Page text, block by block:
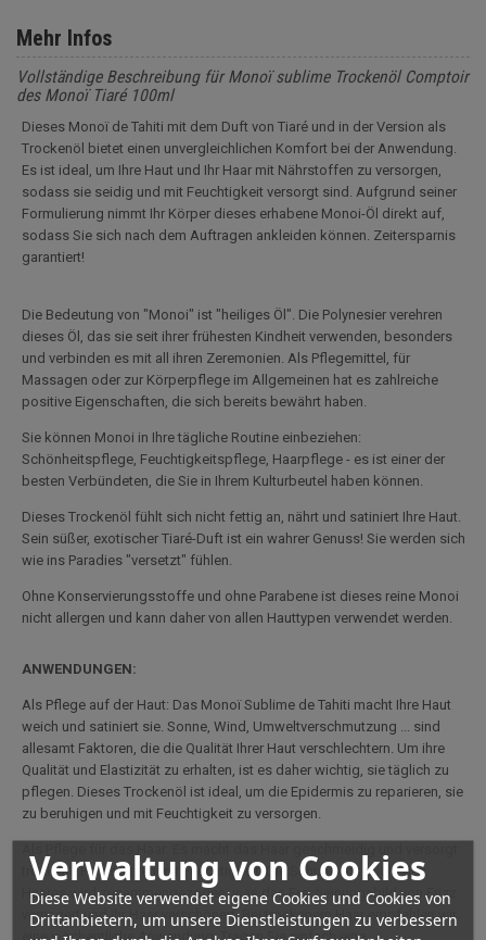
Verwaltung von Cookies
Diese Website verwendet eigene Cookies und Cookies von
Drittanbietern, um unsere Dienstleistungen zu verbessern
Mehr Infos
Vollständige Beschreibung für Monoï sublime Trockenöl Comptoir
des Monoï Tiaré 100ml
Dieses Monoï de Tahiti mit dem Duft von Tiaré und in der Version als
Trockenöl bietet einen unvergleichlichen Komfort bei der Anwendung.
Es ist ideal, um Ihre Haut und Ihr Haar mit Nährstoffen zu versorgen,
sodass sie seidig und mit Feuchtigkeit versorgt sind. Aufgrund seiner
Formulierung nimmt Ihr Körper dieses erhabene Monoi-Öl direkt auf,
sodass Sie sich nach dem Auftragen ankleiden können. Zeitersparnis
garantiert!
Die Bedeutung von "Monoi" ist "heiliges Öl". Die Polynesier verehren
dieses Öl, das sie seit ihrer frühesten Kindheit verwenden, besonders
und verbinden es mit all ihren Zeremonien. Als Pflegemittel, für
Massagen oder zur Körperpflege im Allgemeinen hat es zahlreiche
positive Eigenschaften, die sich bereits bewährt haben.
Sie können Monoi in Ihre tägliche Routine einbeziehen:
Schönheitspflege, Feuchtigkeitspflege, Haarpflege - es ist einer der
besten Verbündeten, die Sie in Ihrem Kulturbeutel haben können.
Dieses Trockenöl fühlt sich nicht fettig an, nährt und satiniert Ihre Haut.
Sein süßer, exotischer Tiaré-Duft ist ein wahrer Genuss! Sie werden sich
wie ins Paradies "versetzt" fühlen.
Ohne Konservierungsstoffe und ohne Parabene ist dieses reine Monoi
nicht allergen und kann daher von allen Hauttypen verwendet werden.
ANWENDUNGEN:
Als Pflege auf der Haut: Das Monoï Sublime de Tahiti macht Ihre Haut
weich und satiniert sie. Sonne, Wind, Umweltverschmutzung ... sind
allesamt Faktoren, die die Qualität Ihrer Haut verschlechtern. Um ihre
Qualität und Elastizität zu erhalten, ist es daher wichtig, sie täglich zu
pflegen. Dieses Trockenöl ist ideal, um die Epidermis zu reparieren, sie
zu beruhigen und mit Feuchtigkeit zu versorgen.
trockene Haarspitzen mit Feuchtigkeit. Die Schuppenschicht des
Haares wird zusammengezogen, was das Erscheinungsbild von Frizz
verringert und Ihr Haar verschönert. Bei trockenem Haar empfehlen wir
eine wöchentliche Anwendung. Tragen Sie einfach eine